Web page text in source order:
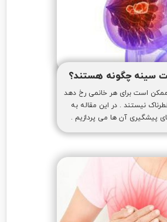
سینه چگونه هستند؟
است برای هر خانمی رخ دهد
نیستند . در این مقاله به
پیشگیری آن ها می پردازیم .